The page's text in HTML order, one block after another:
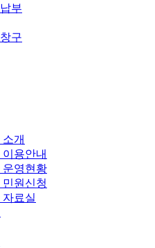
부
구
개
용안내
운영현황
원신청
료실